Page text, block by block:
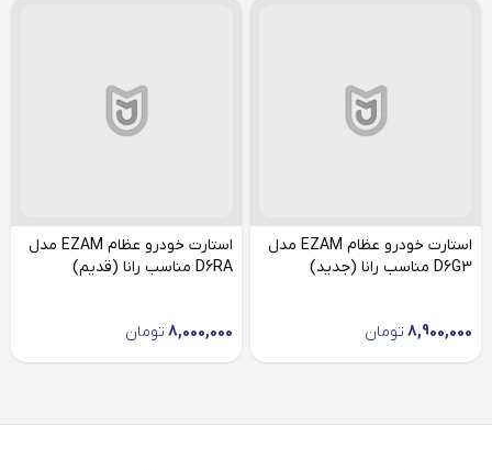
استارت خودرو عظام EZAM مدل
D6G3 مناسب رانا (جدید)
8,900,000 تومان
استارت خودرو عظام EZAM مدل
D6RA مناسب رانا (قدیم)
8,000,000 تومان